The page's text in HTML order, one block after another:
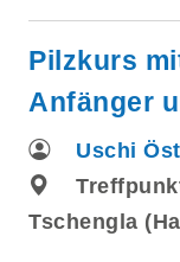
Pilzkurs
Anfänger
Uschi
Tschengla